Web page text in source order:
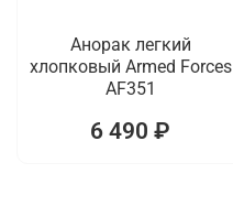
Анорак легкий
хлопковый Armed Forces
AF351
6 490 ₽